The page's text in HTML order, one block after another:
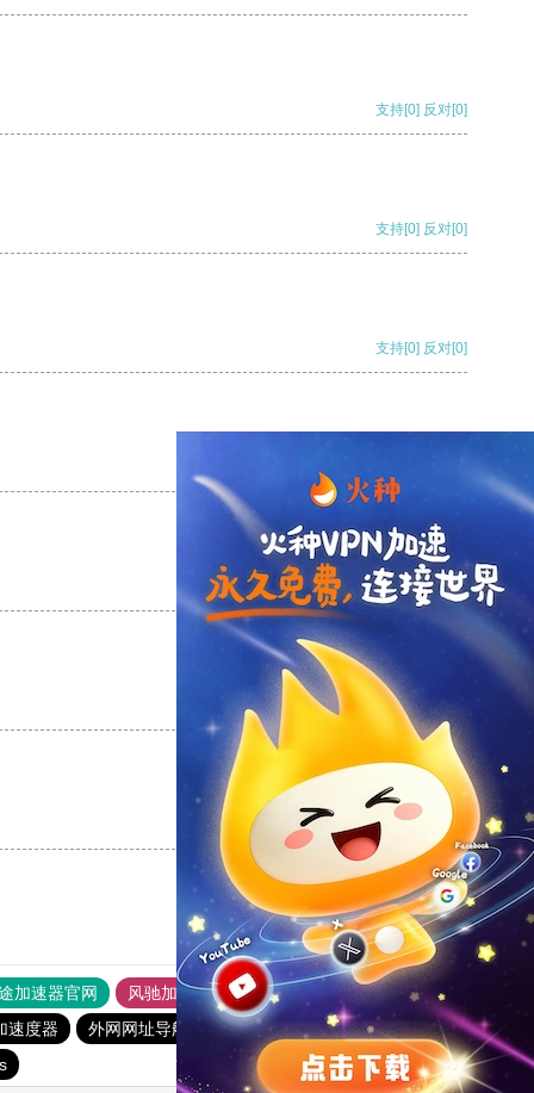
支持[0] 反对[0]
支持[0] 反对[0]
支持[0] 反对[0]
支持 [0] 反对[0]
支持[0] 反对
支持[0] 反对[0]
加速器官网 风驰加速器
旋风加速器
速度器 外网网址导航 软件中心 雷霆加速
狂飙加速器